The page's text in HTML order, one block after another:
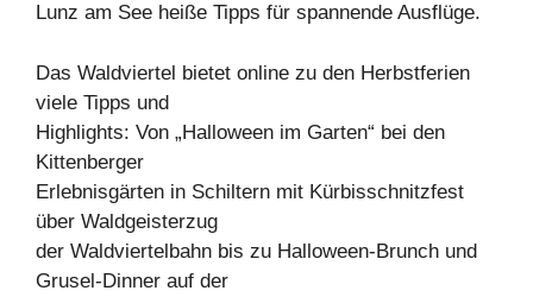
Lunz am See heiße Tipps für spannende Ausflüge.
Das Waldviertel bietet online zu den Herbstferien
viele Tipps und
Highlights: Von „Halloween im Garten“ bei den
Kittenberger
Erlebnisgärten in Schiltern mit Kürbisschnitzfest
über Waldgeisterzug
der Waldviertelbahn bis zu Halloween-Brunch und
Grusel-Dinner auf der